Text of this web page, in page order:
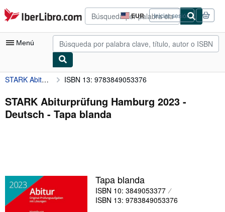
Pasar al contenido principal
IberLibro.com EUR
Preferencias
de
compra
del
Iniciar sesión
Menú
Mi cuenta
Consultar mis pedidos
Búsqueda avanzada
Vendedores
Comenzar a vender
STARK Abiturprüfung Hamburg 2023 - Deutsch ISBN 13: 9783849053376
STARK Abiturprüfung Hamburg 2023 -
Deutsch - Tapa blanda
Tapa blanda
ISBN 10: 3849053377
ISBN 13: 9783849053376